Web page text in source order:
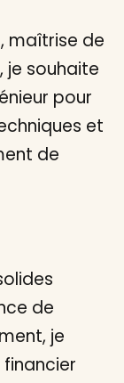
maîtrise de
je souhaite
pour
et
de
de
je